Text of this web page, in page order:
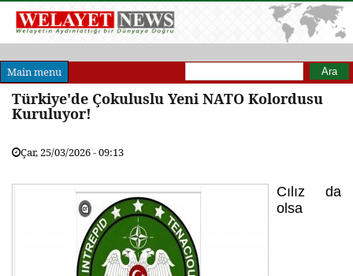
Main menu Arama formu
Ara
Türkiye'de Çokuluslu Yeni NATO Kolordusu
Kuruluyor!
Çar, 25/03/2026 - 09:13
Cılız da
olsa